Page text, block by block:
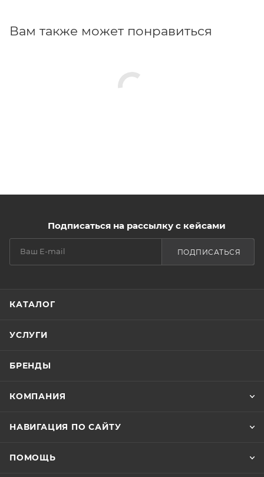
Вам также может понравиться
Подписаться на рассылку с кейсами
ПОДПИСАТЬСЯ
КАТАЛОГ
УСЛУГИ
БРЕНДЫ
КОМПАНИЯ
НАВИГАЦИЯ ПО САЙТУ
ПОМОЩЬ